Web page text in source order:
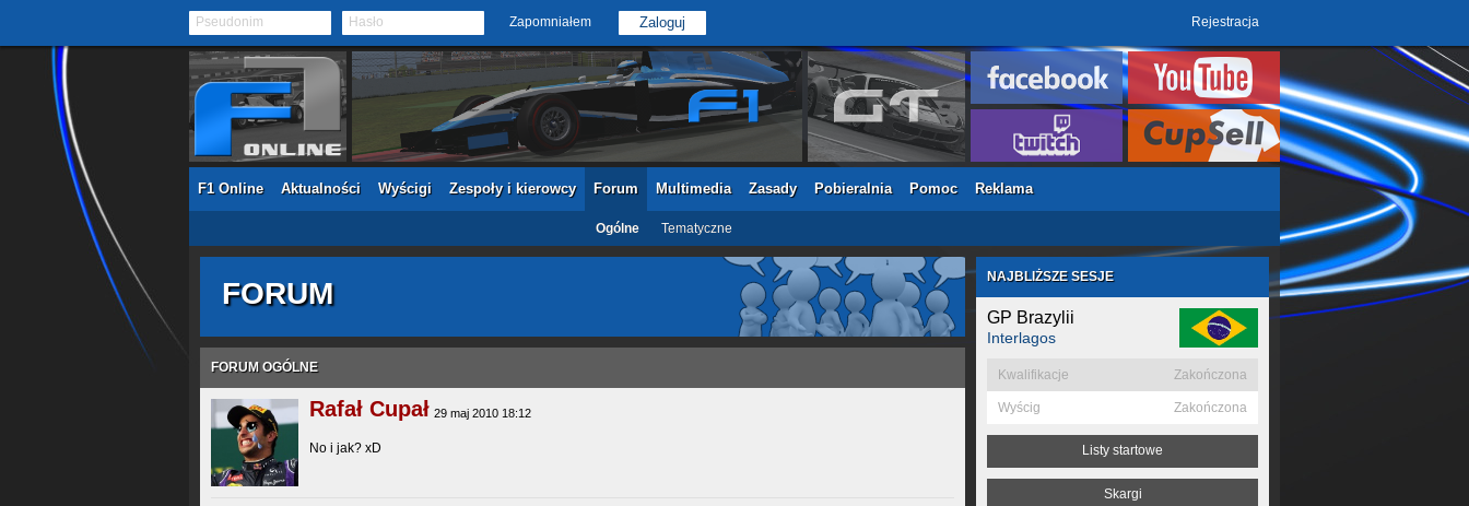
Pseudonim Hasło Zapomniałem Rejestracja
F1 Online Aktualności Wyścigi Zespoły i kierowcy Forum Multimedia Zasady Pobieralnia Pomoc Reklama
Ogólne Tematyczne
FORUM
FORUM OGÓLNE
Rafał Cupał 29 maj 2010 18:12
No i jak? xD
NAJBLIŻSZE SESJE
GP Brazylii
Interlagos
Kwalifikacje Zakończona
Wyścig Zakończona
Listy startowe
Skargi